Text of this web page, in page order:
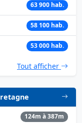
63 900 hab.
58 100 hab.
53 000 hab.
Tout afficher
124m à 387m